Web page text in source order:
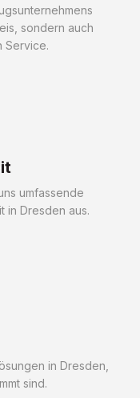
sondern auch
Service.
umfassende
in Dresden aus.
in Dresden,
sind.